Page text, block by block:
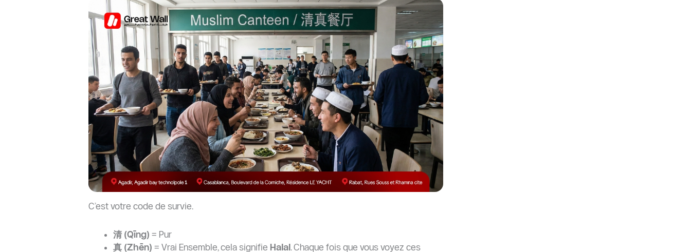
C’est votre code de survie.
清 (Qīng) = Pur
真 (Zhēn) = Vrai Ensemble, cela signifie Halal . Chaque fois que vous voyez ces